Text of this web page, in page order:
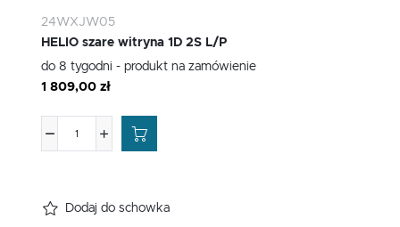
24WXJW05
HELIO szare witryna 1D 2S L/P
do 8 tygodni - produkt na zamówienie
1 809,00 zł
Dodaj do schowka